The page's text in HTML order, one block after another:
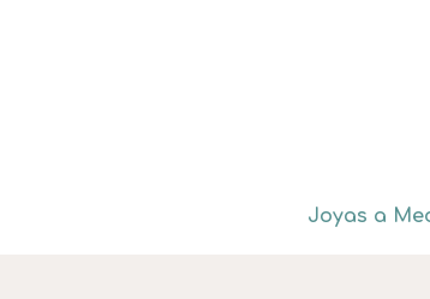
Joyas a